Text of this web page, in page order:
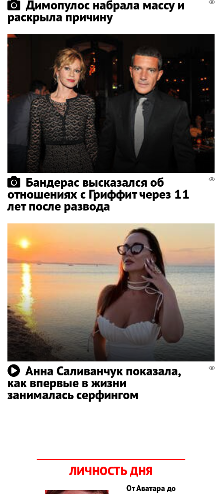
Димопулос набрала массу и
раскрыла причину
Бандерас высказался об
отношениях с Гриффит через 11
лет после развода
Анна Саливанчук показала,
как впервые в жизни
занималась серфингом
ЛИЧНОСТЬ ДНЯ
От Аватара до